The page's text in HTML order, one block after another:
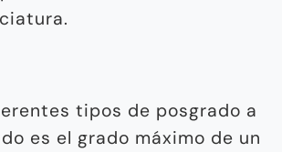
tipos de posgrado a
es el grado máximo de un